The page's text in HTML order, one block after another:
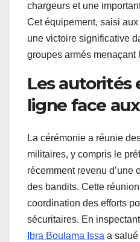
chargeurs et une
Cet équipement, saisi
une victoire significative
groupes armés menaçant
Les autorités
ligne face
La cérémonie a réunie
militaires, y compris le
récemment revenu d’une
des bandits. Cette
coordination des efforts
sécuritaires. En
Ibra Boulama Issa a salué